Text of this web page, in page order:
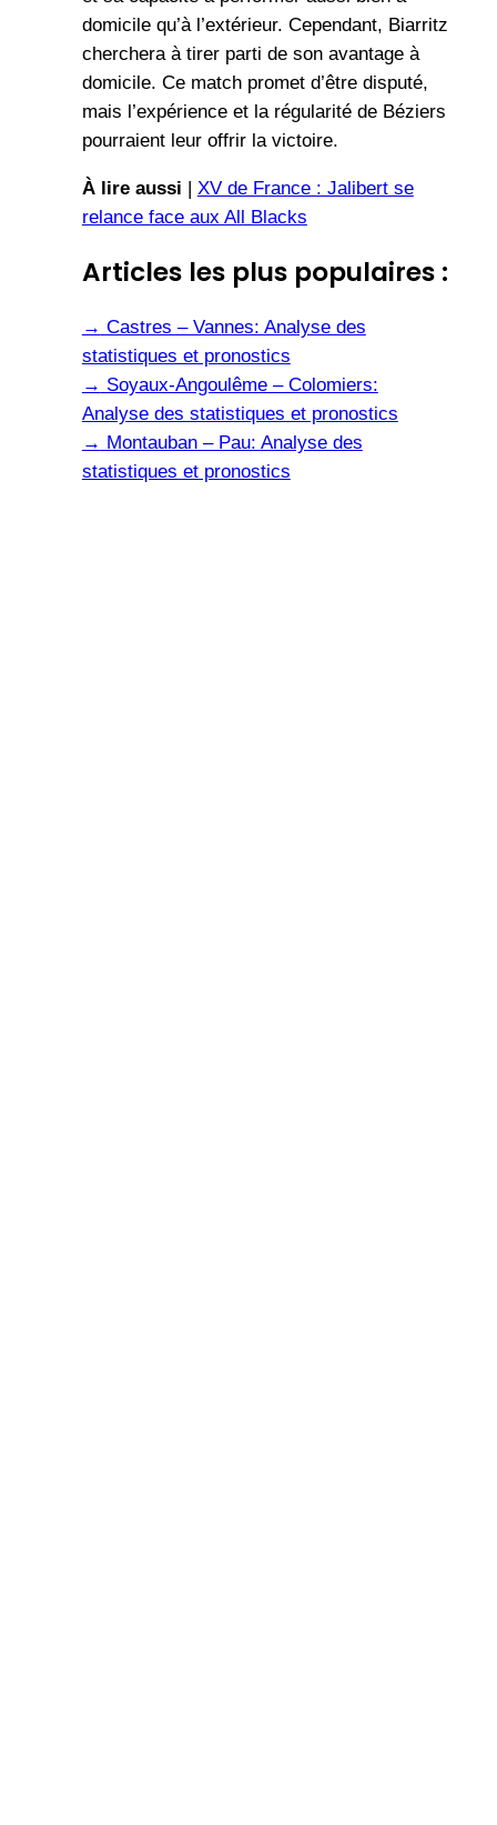
domicile qu’à l’extérieur. Cependant, Biarritz
cherchera à tirer parti de son avantage à
domicile. Ce match promet d’être disputé,
mais l’expérience et la régularité de Béziers
pourraient leur offrir la victoire.
À lire aussi | XV de France : Jalibert se
relance face aux All Blacks
Articles les plus populaires :
→ Castres – Vannes: Analyse des
statistiques et pronostics
→ Soyaux-Angoulême – Colomiers:
Analyse des statistiques et pronostics
→ Montauban – Pau: Analyse des
statistiques et pronostics